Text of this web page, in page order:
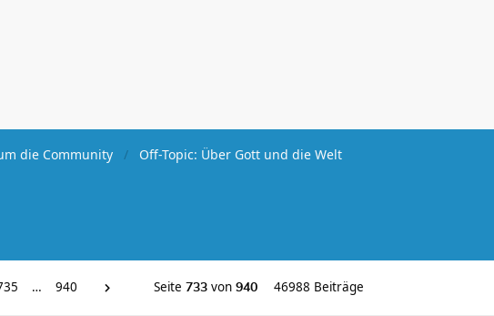
die Community Off-Topic: Über Gott und die Welt
… 940 Seite 733 von 940 46988 Beiträge